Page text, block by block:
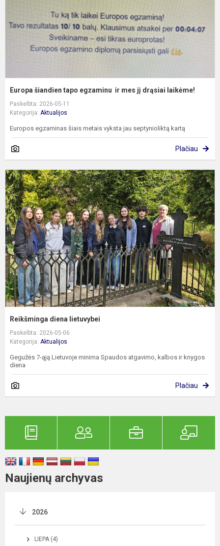
Europa šiandien tapo egzaminu ir mes jį drąsiai laikėme!
Paskelbta: 2026-05-11
Kategorija: Aktualijos
Europos egzaminas šiais metais vyksta jau septynioliktą kartą
Plačiau
Reikšminga diena lietuvybei
Paskelbta: 2026-05-06
Kategorija: Aktualijos
Gegužės 7-ąją Lietuvoje minima Spaudos atgavimo, kalbos ir knygos
diena
Plačiau
Naujienų archyvas
2026
LIEPA (4)